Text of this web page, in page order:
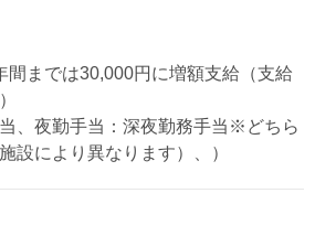
間までは30,000円に増額支給（支給
、夜勤手当：深夜勤務手当※どちら
設により異なります）、）